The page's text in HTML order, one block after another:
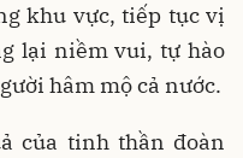
khu vực, tiếp tục vị
lại niềm vui, tự hào
hâm mộ cả nước.
của tinh thần đoàn